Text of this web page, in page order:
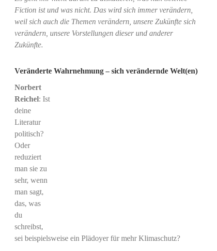
Fiction ist und was nicht. Das wird sich immer verändern,
weil sich auch die Themen verändern, unsere Zukünfte sich
verändern, unsere Vorstellungen dieser und anderer
Zukünfte.
Veränderte Wahrnehmung – sich verändernde Welt(en)
Norbert
Reichel: Ist
deine
Literatur
politisch?
Oder
reduziert
man sie zu
sehr, wenn
man sagt,
das, was
du
schreibst,
sei beispielsweise ein Plädoyer für mehr Klimaschutz?